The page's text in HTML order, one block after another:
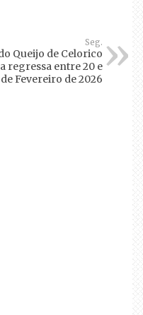
Seg.
Queijo de Celorico
regressa entre 20 e
Fevereiro de 2026